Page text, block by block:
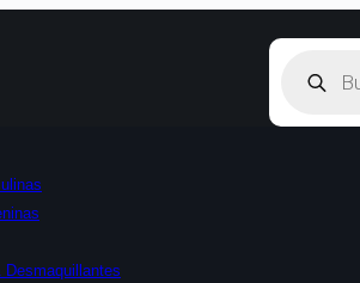
productos